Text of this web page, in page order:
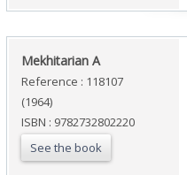
‎Mekhitarian A‎
Reference : 118107
(1964)
ISBN : 9782732802220
See the book